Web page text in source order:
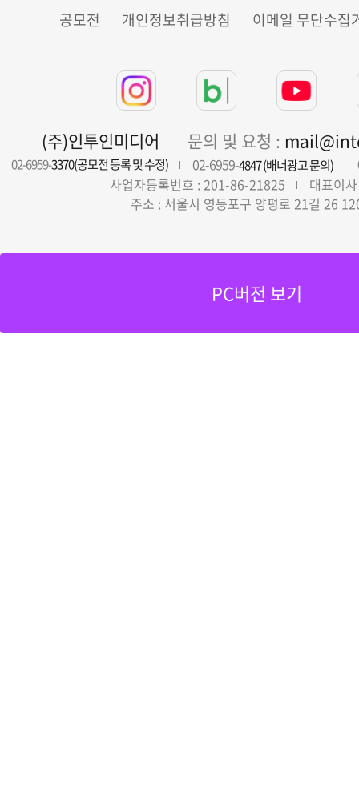
공모전 개인정보취급방침 이메일 무단수집
(주)인투인미디어 문의 및 요청 :
02-6959-3370(공모전 등록 및 수정) 02-6959-4847 (배너광고 문의)
사업자등록번호 : 201-86-21825
대표이
주소 : 서울시 영등포구 양평로 21길 26
PC버전 보기